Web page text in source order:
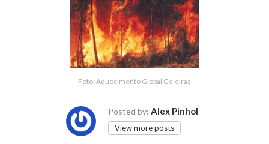
Foto: Aquecimento Global Geleiras
Posted by: Alex Pinhol
View more posts